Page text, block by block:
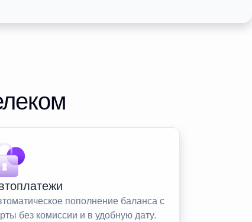
пополнение баланса с
без комиссии и в удобную дату.